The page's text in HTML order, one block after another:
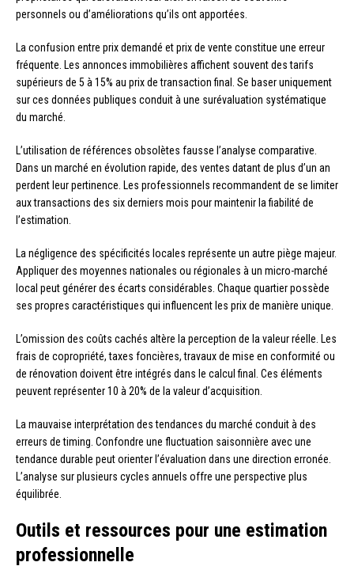
personnels ou d’améliorations qu’ils ont apportées.
La confusion entre prix demandé et prix de vente constitue une erreur
fréquente. Les annonces immobilières affichent souvent des tarifs
supérieurs de 5 à 15% au prix de transaction final. Se baser uniquement
sur ces données publiques conduit à une surévaluation systématique
du marché.
L’utilisation de références obsolètes fausse l’analyse comparative.
Dans un marché en évolution rapide, des ventes datant de plus d’un an
perdent leur pertinence. Les professionnels recommandent de se limiter
aux transactions des six derniers mois pour maintenir la fiabilité de
l’estimation.
La négligence des spécificités locales représente un autre piège majeur.
Appliquer des moyennes nationales ou régionales à un micro-marché
local peut générer des écarts considérables. Chaque quartier possède
ses propres caractéristiques qui influencent les prix de manière unique.
L’omission des coûts cachés altère la perception de la valeur réelle. Les
frais de copropriété, taxes foncières, travaux de mise en conformité ou
de rénovation doivent être intégrés dans le calcul final. Ces éléments
peuvent représenter 10 à 20% de la valeur d’acquisition.
La mauvaise interprétation des tendances du marché conduit à des
erreurs de timing. Confondre une fluctuation saisonnière avec une
tendance durable peut orienter l’évaluation dans une direction erronée.
L’analyse sur plusieurs cycles annuels offre une perspective plus
équilibrée.
Outils et ressources pour une estimation
professionnelle